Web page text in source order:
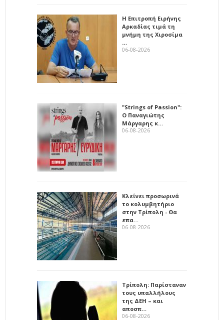
Η Επιτροπή Ειρήνης
Αρκαδίας τιμά τη
μνήμη της Χιροσίμα
…
06-08-2026
"Strings of Passion":
Ο Παναγιώτης
Μάργαρης κ…
06-08-2026
Κλείνει προσωρινά
το κολυμβητήριο
στην Τρίπολη - Θα
επα…
06-08-2026
Τρίπολη: Παρίσταναν
τους υπαλλήλους
της ΔΕΗ – και
αποσπ…
06-08-2026